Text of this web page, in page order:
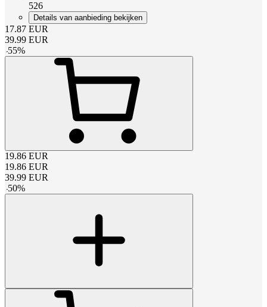
526
Details van aanbieding bekijken
17.87 EUR
39.99 EUR
-55%
19.86 EUR
19.86 EUR
39.99 EUR
-50%